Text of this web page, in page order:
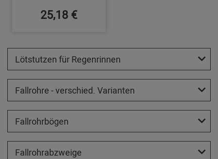
25,18 €
Lötstutzen für Regenrinnen
Fallrohre - verschied. Varianten
Fallrohrbögen
Fallrohrabzweige